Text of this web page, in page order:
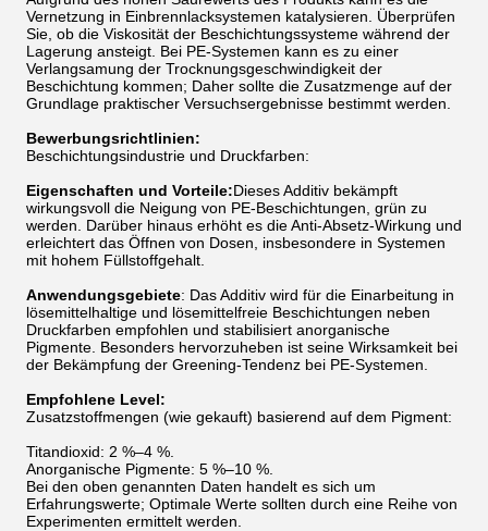
Vernetzung in Einbrennlacksystemen katalysieren. Überprüfen
Sie, ob die Viskosität der Beschichtungssysteme während der
Lagerung ansteigt. Bei PE-Systemen kann es zu einer
Verlangsamung der Trocknungsgeschwindigkeit der
Beschichtung kommen; Daher sollte die Zusatzmenge auf der
Grundlage praktischer Versuchsergebnisse bestimmt werden.
Bewerbungsrichtlinien:
Beschichtungsindustrie und Druckfarben:
Eigenschaften und Vorteile:Dieses Additiv bekämpft
wirkungsvoll die Neigung von PE-Beschichtungen, grün zu
werden. Darüber hinaus erhöht es die Anti-Absetz-Wirkung und
erleichtert das Öffnen von Dosen, insbesondere in Systemen
mit hohem Füllstoffgehalt.
Anwendungsgebiete: Das Additiv wird für die Einarbeitung in
lösemittelhaltige und lösemittelfreie Beschichtungen neben
Druckfarben empfohlen und stabilisiert anorganische
Pigmente. Besonders hervorzuheben ist seine Wirksamkeit bei
der Bekämpfung der Greening-Tendenz bei PE-Systemen.
Empfohlene Level:
Zusatzstoffmengen (wie gekauft) basierend auf dem Pigment:
Titandioxid: 2 %–4 %.
Anorganische Pigmente: 5 %–10 %.
Bei den oben genannten Daten handelt es sich um
Erfahrungswerte; Optimale Werte sollten durch eine Reihe von
Experimenten ermittelt werden.